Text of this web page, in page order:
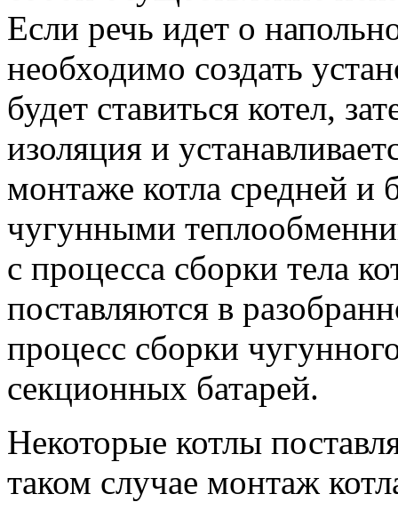
Если речь идет о
необходимо создать
будет ставиться котел,
изоляция и
монтаже котла средней
чугунными
с процесса сборки тела
поставляются в
процесс сборки
секционных батарей.
Некоторые котлы
таком случае монтаж